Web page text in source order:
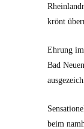
krönt
Ehrung
Bad
beim